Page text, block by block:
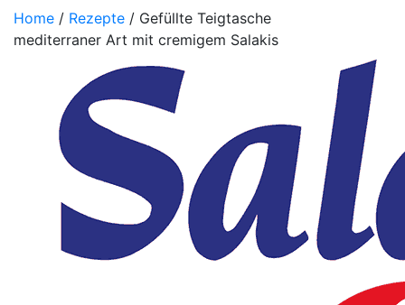
Home / Rezepte / Gefüllte Teigtasche
mediterraner Art mit cremigem Salakis